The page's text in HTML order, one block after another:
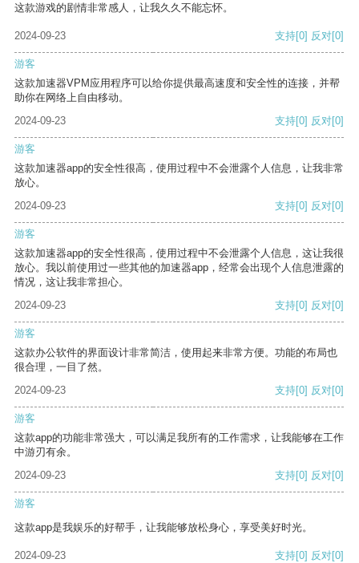
这款游戏的剧情非常感人，让我久久不能忘怀。
2024-09-23 支持[0] 反对[0]
游客
这款加速器VPM应用程序可以给你提供最高速度和安全性的连接，并帮
助你在网络上自由移动。
2024-09-23
支持[0] 反对[0]
游客
这款加速器app的安全性很高，使用过程中不会泄露个人信息，让我非常
放心。
2024-09-23
支持[0] 反对[0]
游客
这款加速器app的安全性很高，使用过程中不会泄露个人信息，这让我很
放心。我以前使用过一些其他的加速器app，经常会出现个人信息泄露的
情况，这让我非常担心。
2024-09-23
支持[0] 反对[0]
游客
这款办公软件的界面设计非常简洁，使用起来非常方便。功能的布局也
很合理，一目了然。
2024-09-23
支持[0] 反对[0]
游客
这款app的功能非常强大，可以满足我所有的工作需求，让我能够在工作
中游刃有余。
2024-09-23
支持[0] 反对[0]
游客
这款app是我娱乐的好帮手，让我能够放松身心，享受美好时光。
2024-09-23 支持[0] 反对[0]